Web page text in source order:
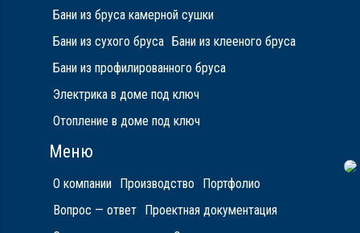
Бани из бруса камерной сушки
Бани из сухого бруса Бани из клееного бруса
Бани из профилированного бруса
Электрика в доме под ключ
Отопление в доме под ключ
Меню
О компании Производство
Портфолио
Вопрос — ответ Проектная документация